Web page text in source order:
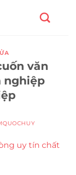
văn
nghiệp